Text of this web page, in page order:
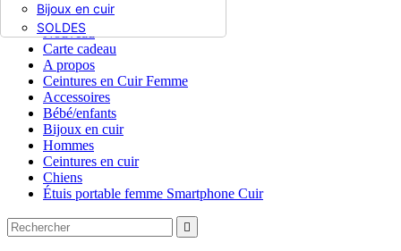
  En stock
Bijoux en cuir
SOLDES
Nouveau
Carte cadeau
A propos
Ceintures en Cuir Femme
Accessoires
Bébé/enfants
Bijoux en cuir
Hommes
Ceintures en cuir
Chiens
Étuis portable femme Smartphone Cuir
